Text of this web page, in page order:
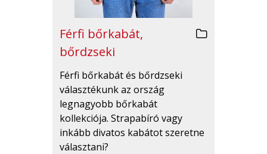
Férfi bőrkabát,
bőrdzseki
Férfi bőrkabát és bőrdzseki
választékunk az ország
legnagyobb bőrkabát
kollekciója. Strapabíró vagy
inkább divatos kabátot szeretne
választani?